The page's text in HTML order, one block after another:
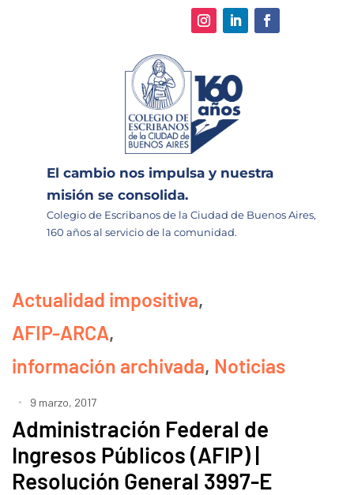
El cambio nos impulsa y nuestra
misión se consolida.
Colegio de Escribanos de la Ciudad de Buenos Aires,
160 años al servicio de la comunidad.
Actualidad impositiva,
AFIP-ARCA,
información archivada, Noticias
9 marzo, 2017
Administración Federal de
Ingresos Públicos (AFIP) |
Resolución General 3997-E